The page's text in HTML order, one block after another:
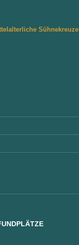
Sühnekreuze